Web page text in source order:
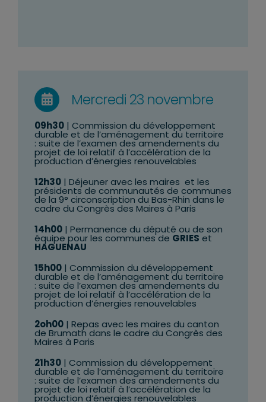
Mercredi 23 novembre
09h30| Commission du développement
durable et de l’aménagement du territoire
: suite de l’examen des amendements du
projet de loi relatif à l’accélération de la
production d’énergies renouvelables
12h30| Déjeuner avec les maires et les
présidents de communautés de communes
de la 9° circonscription du Bas-Rhin dans le
cadre du Congrès des Maires à Paris
14h00| Permanence du député ou de son
équipe pour les communes de GRIES et
HAGUENAU
15h00| Commission du développement
durable et de l’aménagement du territoire
: suite de l’examen des amendements du
projet de loi relatif à l’accélération de la
production d’énergies renouvelables
2oh00| Repas avec les maires du canton
de Brumath dans le cadre du Congrès des
Maires à Paris
21h30| Commission du développement
durable et de l’aménagement du territoire
: suite de l’examen des amendements du
projet de loi relatif à l’accélération de la
production d’énergies renouvelables